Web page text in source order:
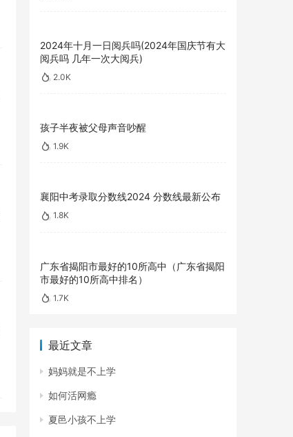
2024年十月一日阅兵吗(2024年国庆节有大
阅兵吗 几年一次大阅兵)
2.0K
孩子半夜被父母声音吵醒
1.9K
襄阳中考录取分数线2024 分数线最新公布
1.8K
广东省揭阳市最好的10所高中（广东省揭阳
市最好的10所高中排名）
1.7K
最近文章
妈妈就是不上学
如何活网瘾
夏邑小孩不上学